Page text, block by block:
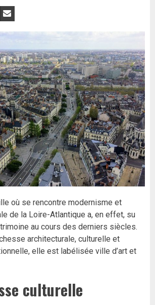
où se rencontre modernisme et
de la Loire-Atlantique a, en effet, su
au cours des derniers siècles.
architecturale, culturelle et
elle est labélisée ville d’art et
culturelle